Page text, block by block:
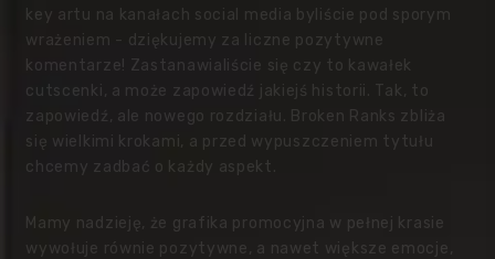
key artu na kanałach social media byliście pod sporym
wrażeniem - dziękujemy za liczne pozytywne
komentarze! Zastanawialiście się czy to kawałek
cutscenki, a może zapowiedź jakiejś historii. Tak, to
zapowiedź, ale nowego rozdziału. Broken Ranks zbliża
się wielkimi krokami, a przed wypuszczeniem tytułu
chcemy zadbać o każdy aspekt.
Mamy nadzieję, że grafika promocyjna w pełnej krasie
wywołuje równie pozytywne, a nawet większe emocje,